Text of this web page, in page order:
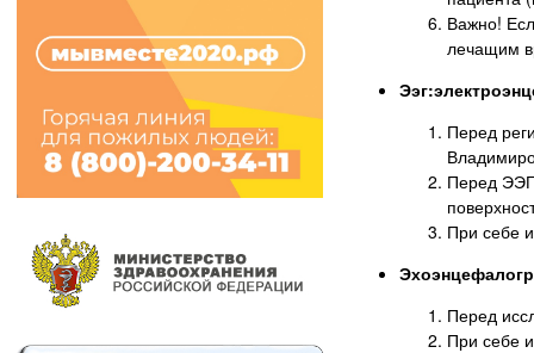
Важно!
лечащим
Перед
Перед ЭЭГ
При себе
Перед
При себе